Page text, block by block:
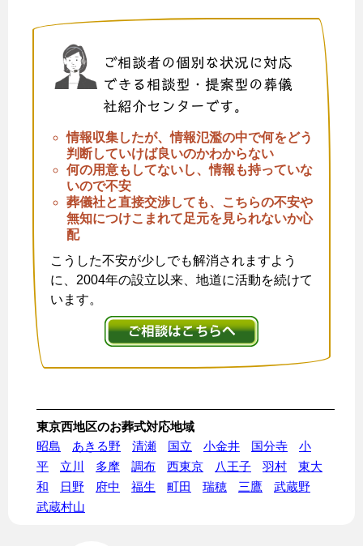
ご相談者の個別な状況に対応
できる相談型・提案型の葬儀
社紹介センターです。
情報収集したが、情報氾濫の中で何をどう
判断していけば良いのかわからない
何の用意もしてないし、情報も持っていな
いので不安
葬儀社と直接交渉しても、こちらの不安や
無知につけこまれて足元を見られないか心
配
こうした不安が少しでも解消されますよう
に、2004年の設立以来、地道に活動を続けて
います。
東京西地区のお葬式対応地域
昭島
あきる野 清瀬 国立 小金井 国分寺
小
平
立川 多摩 調布 西東京 八王子 羽村
東大
和
日野 府中 福生 町田 瑞穂 三鷹
武蔵野
武蔵村山